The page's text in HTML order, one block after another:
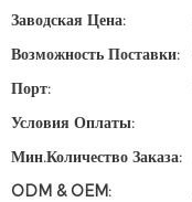
Заводская Цена:
Возможность Поставки:
Порт:
Условия Оплаты:
Мин.количество Заказа:
ODM & OEM: